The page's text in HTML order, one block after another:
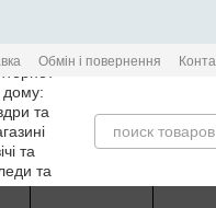
Обмін і повернення